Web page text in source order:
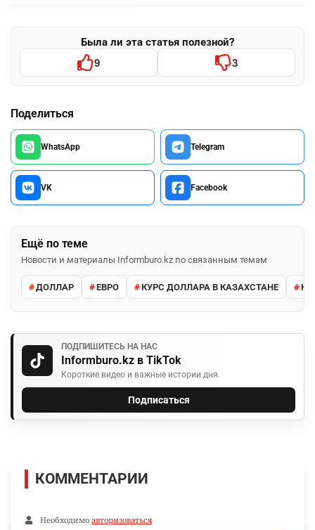
Была ли эта статья полезной?
9 3
Поделиться
WhatsApp Telegram
VK Facebook
Ещё по теме
Новости и материалы Informburo.kz по связанным темам
ДОЛЛАР ЕВРО КУРС ДОЛЛАРА В КАЗАХСТАНЕ
ПОДПИШИТЕСЬ НА НАС
Informburo.kz в TikTok
Короткие видео и важные истории дня.
Подписаться
КОММЕНТАРИИ
Необходимо авторизоваться